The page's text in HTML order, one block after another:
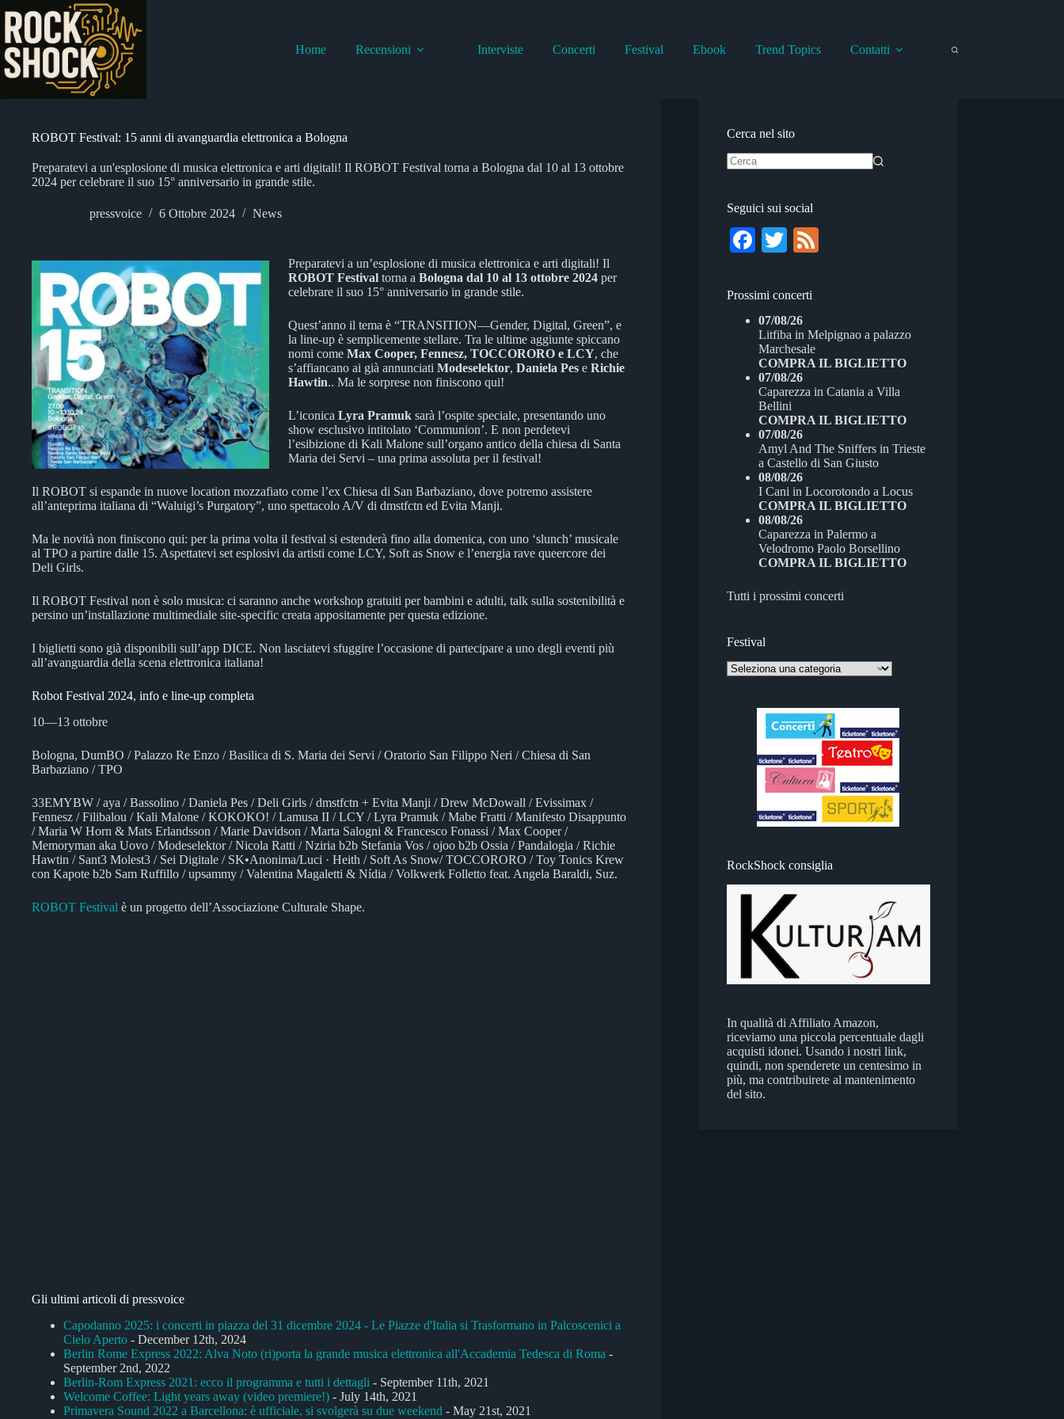
contenuto
Home
Recensioni Interviste Concerti Festival Ebook Trend Topics Contatti
ROBOT Festival: 15 anni di avanguardia elettronica a Bologna
Preparatevi a un'esplosione di musica elettronica e arti digitali! Il ROBOT Festival torna a Bologna dal 10 al 13 ottobre
2024 per celebrare il suo 15° anniversario in grande stile.
pressvoice 6 Ottobre 2024 News
Preparatevi a un’esplosione di musica elettronica e arti digitali! Il
ROBOT Festival torna a Bologna dal 10 al 13 ottobre 2024 per
celebrare il suo 15° anniversario in grande stile.
Quest’anno il tema è “TRANSITION—Gender, Digital, Green”, e
la line-up è semplicemente stellare. Tra le ultime aggiunte spiccano
nomi come Max Cooper, Fennesz, TOCCORORO e LCY, che
s’affiancano ai già annunciati Modeselektor, Daniela Pes e Richie
Hawtin.. Ma le sorprese non finiscono qui!
L’iconica Lyra Pramuk sarà l’ospite speciale, presentando uno
show esclusivo intitolato ‘Communion’. E non perdetevi
l’esibizione di Kali Malone sull’organo antico della chiesa di Santa
Maria dei Servi – una prima assoluta per il festival!
Il ROBOT si espande in nuove location mozzafiato come l’ex Chiesa di San Barbaziano, dove potremo assistere
all’anteprima italiana di “Waluigi’s Purgatory”, uno spettacolo A/V di dmstfctn ed Evita Manji.
Ma le novità non finiscono qui: per la prima volta il festival si estenderà fino alla domenica, con uno ‘slunch’ musicale
al TPO a partire dalle 15. Aspettatevi set esplosivi da artisti come LCY, Soft as Snow e l’energia rave queercore dei
Deli Girls.
Il ROBOT Festival non è solo musica: ci saranno anche workshop gratuiti per bambini e adulti, talk sulla sostenibilità e
persino un’installazione multimediale site-specific creata appositamente per questa edizione.
I biglietti sono già disponibili sull’app DICE. Non lasciatevi sfuggire l’occasione di partecipare a uno degli eventi più
all’avanguardia della scena elettronica italiana!
Robot Festival 2024, info e line-up completa
10—13 ottobre
Bologna, DumBO / Palazzo Re Enzo / Basilica di S. Maria dei Servi / Oratorio San Filippo Neri / Chiesa di San
Barbaziano / TPO
33EMYBW / aya / Bassolino / Daniela Pes / Deli Girls / dmstfctn + Evita Manji / Drew McDowall / Evissimax /
Fennesz / Filibalou / Kali Malone / KOKOKO! / Lamusa II / LCY / Lyra Pramuk / Mabe Fratti / Manifesto Disappunto
/ Maria W Horn & Mats Erlandsson / Marie Davidson / Marta Salogni & Francesco Fonassi / Max Cooper /
Memoryman aka Uovo / Modeselektor / Nicola Ratti / Nziria b2b Stefania Vos / ojoo b2b Ossia / Pandalogia / Richie
Hawtin / Sant3 Molest3 / Sei Digitale / SK•Anonima/Luci · Heith / Soft As Snow/ TOCCORORO / Toy Tonics Krew
con Kapote b2b Sam Ruffillo / upsammy / Valentina Magaletti & Nídia / Volkwerk Folletto feat. Angela Baraldi, Suz.
ROBOT Festival è un progetto dell’Associazione Culturale Shape.
Gli ultimi articoli di pressvoice
Capodanno 2025: i concerti in piazza del 31 dicembre 2024 - Le Piazze d'Italia si Trasformano in Palcoscenici a
Cielo Aperto - December 12th, 2024
Berlin Rome Express 2022: Alva Noto (ri)porta la grande musica elettronica all'Accademia Tedesca di Roma -
September 2nd, 2022
Berlin-Rom Express 2021: ecco il programma e tutti i dettagli - September 11th, 2021
Welcome Coffee: Light years away (video premiere!) - July 14th, 2021
Primavera Sound 2022 a Barcellona: è ufficiale, si svolgerà su due weekend - May 21st, 2021
Cerca nel sito
Seguici sui social
Fa
bo
ok
T
tte
r
Prossimi concerti
07/08/26
Litfiba inMelpignao a palazzo
Marchesale
COMPRA IL BIGLIETTO
07/08/26
Caparezza inCatania a Villa
Bellini
COMPRA IL BIGLIETTO
07/08/26
Amyl And The Sniffers inTrieste
a Castello di San Giusto
08/08/26
I Cani inLocorotondo a Locus
COMPRA IL BIGLIETTO
08/08/26
Caparezza inPalermo a
Velodromo Paolo Borsellino
COMPRA IL BIGLIETTO
Tutti i prossimi concerti
Festival
RockShock consiglia
In qualità di Affiliato Amazon,
riceviamo una piccola percentuale dagli
acquisti idonei. Usando i nostri link,
quindi, non spenderete un centesimo in
più, ma contribuirete al mantenimento
del sito.